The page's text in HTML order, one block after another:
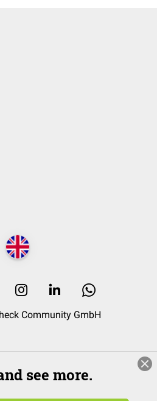
Community GmbH
see more.